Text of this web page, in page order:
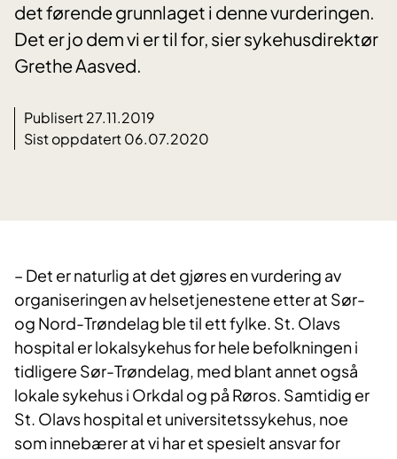
det førende grunnlaget i denne vurderingen.
Det er jo dem vi er til for, sier sykehusdirektør
Grethe Aasved.
Publisert 27.11.2019
Sist oppdatert 06.07.2020
– Det er naturlig at det gjøres en vurdering av
organiseringen av helsetjenestene etter at Sør-
og Nord-Trøndelag ble til ett fylke. St. Olavs
hospital er lokalsykehus for hele befolkningen i
tidligere Sør-Trøndelag, med blant annet også
lokale sykehus i Orkdal og på Røros. Samtidig er
St. Olavs hospital et universitetssykehus, noe
som innebærer at vi har et spesielt ansvar for